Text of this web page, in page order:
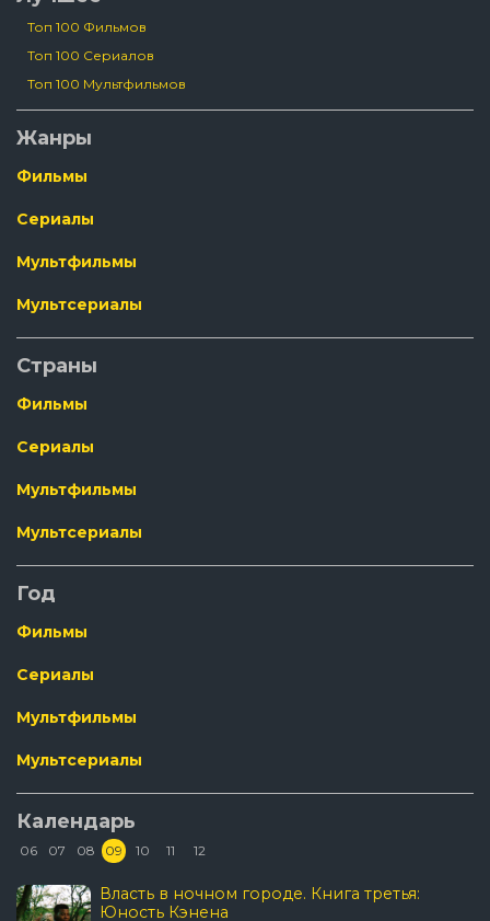
Топ 100 Фильмов
Топ 100 Сериалов
Топ 100 Мультфильмов
Жанры
Фильмы
Сериалы
Мультфильмы
Мультсериалы
Страны
Фильмы
Сериалы
Мультфильмы
Мультсериалы
Год
Фильмы
Сериалы
Мультфильмы
Мультсериалы
Календарь
06 07 08 09 10 11 12
Власть в ночном городе. Книга третья:
Юность Кэнена